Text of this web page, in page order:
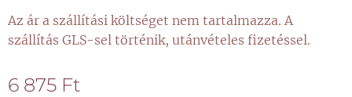
Az ár a szállítási költséget nem tartalmazza. A
szállítás GLS-sel történik, utánvételes fizetéssel.
6 875 Ft